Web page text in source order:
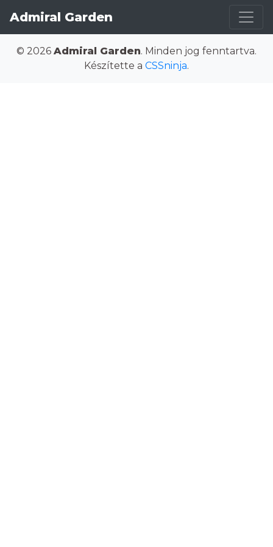
Admiral Garden
© 2026 Admiral Garden. Minden jog fenntartva.
Készítette a CSSninja.